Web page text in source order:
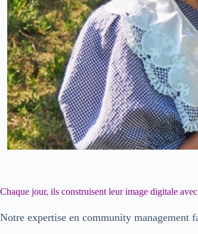
Chaque jour, ils construisent leur image digitale
Notre expertise en community management